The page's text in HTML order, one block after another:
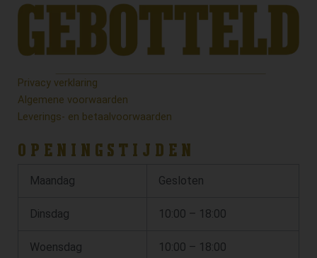
Privacy verklaring
Algemene voorwaarden
Leverings- en betaalvoorwaarden
OPENINGSTIJDEN
Maandag Gesloten
Dinsdag 10:00 – 18:00
Woensdag 10:00 – 18:00